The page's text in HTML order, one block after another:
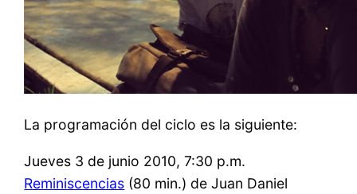
La programación del ciclo es la siguiente:
Jueves 3 de junio 2010, 7:30 p.m.
Reminiscencias (80 min.) de Juan Daniel